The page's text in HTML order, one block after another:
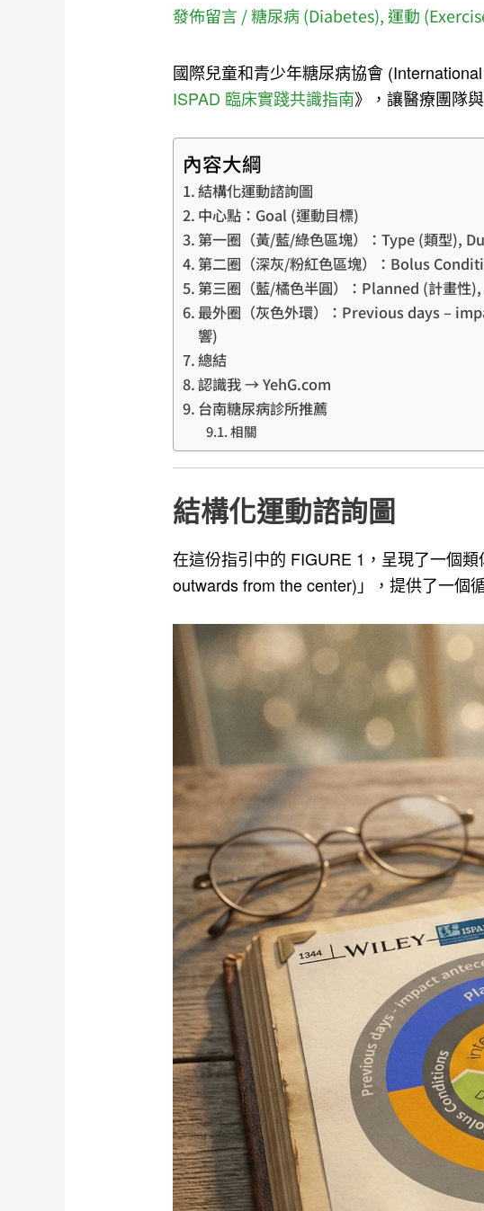
發佈留言 /糖尿病 (Diabetes),運動
國際兒童和青少年糖尿病協會
ISPAD 臨床實踐共識指南》，讓醫療團隊
內容大綱
結構化運動諮詢圖
中心點：Goal (運動目標)
第一圈（黃/藍/綠色區塊）：Type (類型),
第二圈（深灰/粉紅色區塊）：Bolus
第三圈（藍/橘色半圓）：Planned (計畫性
最外圈（灰色外環）：Previous days –
響)
總結
認識我 → YehG.com
台南糖尿病診所推薦
相關
結構化運動諮詢圖
在這份指引中的 FIGURE 1，呈現了一個
outwards from the center)」，提供了一個